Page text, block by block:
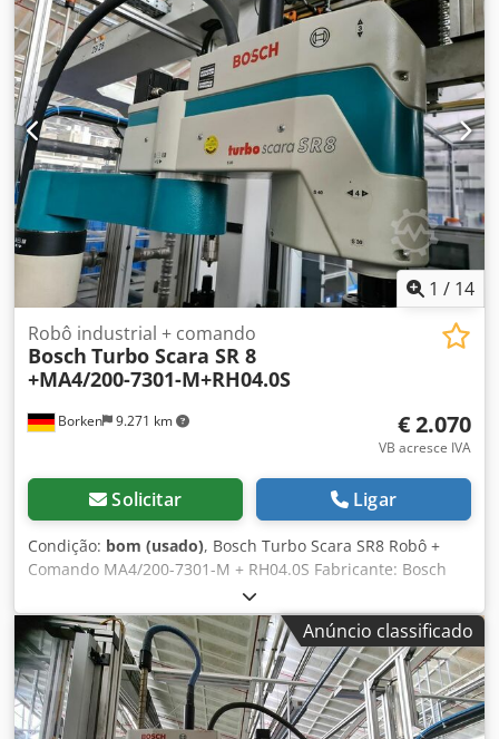
1 / 14
Borken 9.271 km
Robô industrial + comando
Bosch Turbo Scara SR 8
+MA4/200-7301-M+RH04.0S
€ 2.070
VB acresce IVA
Solicitar Ligar
Condição: bom (usado), Bosch Turbo Scara SR8 Robô +
Comando MA4/200-7301-M + RH04.0S Fabricante: Bosch
Pressão máx. PN: 8 bar Carga máxima: 8 kg Peso do robô:
51 kg + Comando composto pelos seguintes componentes:
Rexroth / MA4/200-7301-M / Módulo controlador de robô
Rexroth RH04.0S Ângulo de rotação / Dados técnicos: ver
imagem Como o artigo está disponível em múltiplas
unidades e os robôs podem estar equipados com
diferentes ferramentas de trabalho, as imagens são
Anúncio classificado